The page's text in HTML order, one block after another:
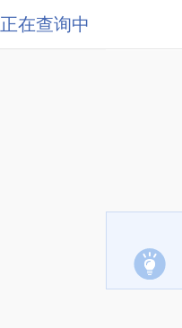
正在查询中